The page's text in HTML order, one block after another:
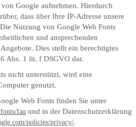
Google aufnehmen. Hierdurch
dass über Ihre IP-Adresse unsere
Nutzung von Google Web Fonts
und ansprechenden
Dies stellt ein berechtigtes
Abs. 1 lit. f DSGVO dar.
nicht unterstützt, wird eine
genutzt.
Web Fonts finden Sie unter
faq und in der Datenschutzerklärung
policies/privacy/.